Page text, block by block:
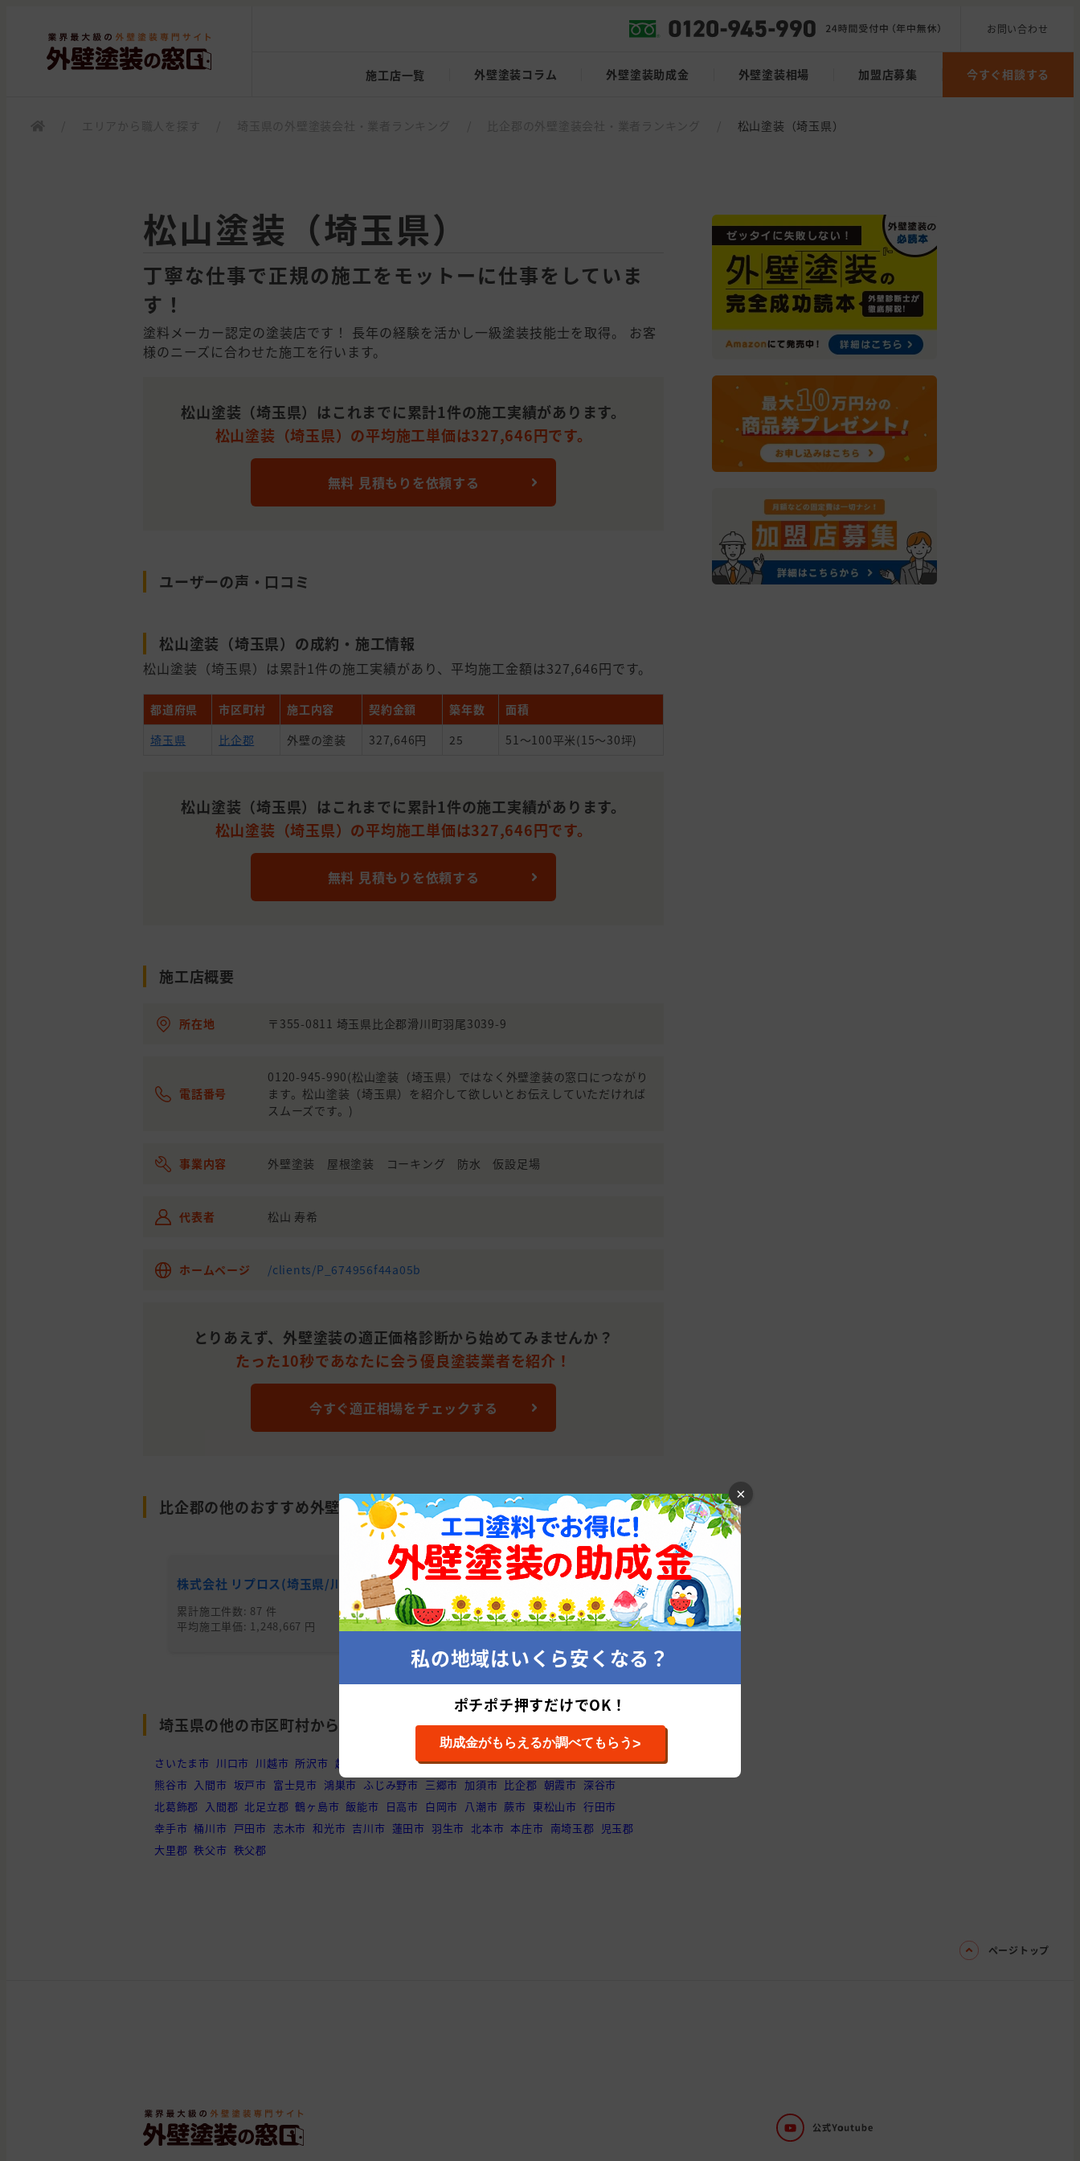
お問い合わせ
施工店一覧 外壁塗装コラム 外壁塗装助成金 外壁塗装相場 加盟店募集 今すぐ相談する
松山塗装（埼玉県）
松山塗装（埼玉県）
丁寧な仕事で正規の施工をモットーに仕事をしていま
す！
塗料メーカー認定の塗装店です！ 長年の経験を活かし一級塗装技能士を取得。 お客
様のニーズに合わせた施工を行います。
松山塗装（埼玉県）はこれまでに累計1件の施工実績があります。
松山塗装（埼玉県）の平均施工単価は327,646円です。
無料 見積もりを依頼する
ユーザーの声・口コミ
松山塗装（埼玉県）の成約・施工情報
松山塗装（埼玉県）は累計1件の施工実績があり、平均施工金額は327,646円です。
都道府県 市区町村 施工内容 契約金額 築年数
面積
埼玉県
比企郡 外壁の塗装 327,646円 25 51～100平米(15～30坪)
松山塗装（埼玉県）はこれまでに累計1件の施工実績があります。
松山塗装（埼玉県）の平均施工単価は327,646円です。
無料 見積もりを依頼する
施工店概要
所在地 〒355-0811 埼玉県比企郡滑川町羽尾3039-9
電話番号
0120-945-990(松山塗装（埼玉県）ではなく外壁塗装の窓口につながり
ます。松山塗装（埼玉県）を紹介して欲しいとお伝えしていただければ
スムーズです。)
事業内容 外壁塗装 屋根塗装 コーキング 防水 仮設足場
代表者 松山 寿希
ホームページ /clients/P_674956f44a05b
とりあえず、外壁塗装の適正価格診断から始めてみませんか？
たった10秒であなたに会う優良塗装業者を紹介！
今すぐ適正相場をチェックする
比企郡の他のおすすめ外壁塗装会社
株式会社 リプロス(埼玉県/川越市)
累計施工件数: 87 件
平均施工単価: 1,248,667 円
株式会社 リプロス(埼玉県/川越市)
累計施工件数: 87 件
平均施工単価: 1,248,667 円
埼玉県の他の市区町村から外壁塗装会社を探す
さいたま市 川口市 川越市 所沢市 越谷市 上尾市 春日部市 狭山市 久喜市 新座市
熊谷市 入間市 坂戸市 富士見市 鴻巣市 ふじみ野市 三郷市 加須市 比企郡 朝霞市 深谷市
北葛飾郡
入間郡 北足立郡 鶴ヶ島市 飯能市 日高市 白岡市 八潮市 蕨市 東松山市 行田市
幸手市 桶川市 戸田市 志木市 和光市 吉川市 蓮田市 羽生市 北本市 本庄市 南埼玉郡
児玉郡
大里郡 秩父市 秩父郡
ページトップ
×
私の地域はいくら安くなる？
ポチポチ押すだけでOK！
助成金がもらえるか調べてもらう>